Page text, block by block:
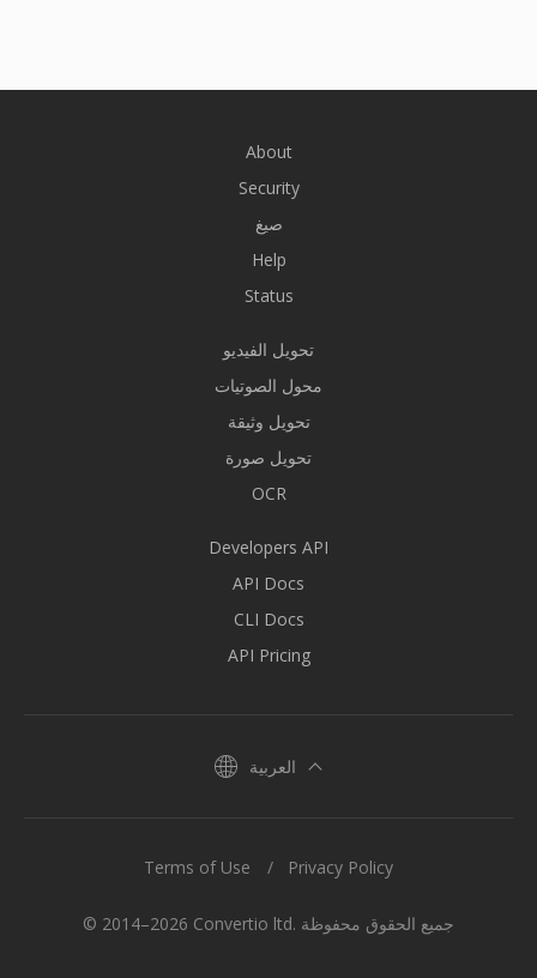
About
Security
صيغ
Help
Status
تحويل الفيديو
محول الصوتيات
تحويل وثيقة
تحويل صورة
OCR
Developers API
API Docs
CLI Docs
API Pricing
العربية
© 2014–2026 Convertio ltd. جميع الحقوق محفوظة
Terms of Use Privacy Policy